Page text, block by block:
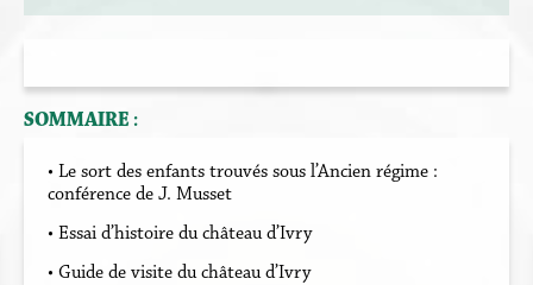
SOMMAIRE :
• Le sort des enfants trouvés sous l’Ancien régime :
conférence de J. Musset
• Essai d’histoire du château d’Ivry
• Guide de visite du château d’Ivry